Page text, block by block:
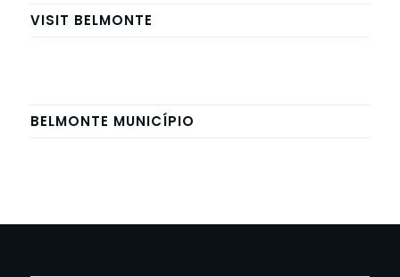
VISIT BELMONTE
BELMONTE MUNICÍPIO